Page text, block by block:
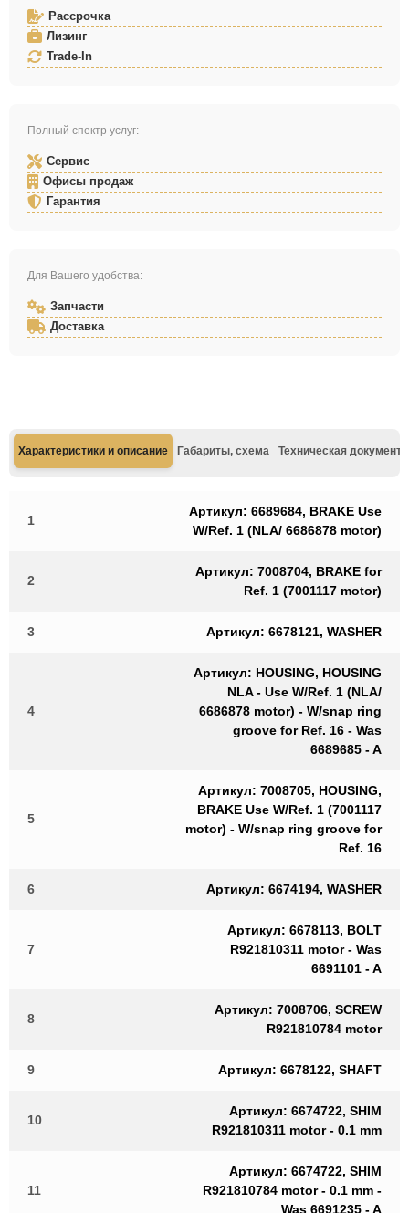
Рассрочка
Лизинг
Trade-In
Полный спектр услуг:
Сервис
Офисы продаж
Гарантия
Для Вашего удобства:
Запчасти
Доставка
Характеристики и описание Габариты, схема Техническая
1
Артикул: 6689684, BRAKE Use
W/Ref. 1 (NLA/ 6686878 motor)
2
Артикул: 7008704, BRAKE for
Ref. 1 (7001117 motor)
3 Артикул: 6678121, WASHER
4
Артикул: HOUSING, HOUSING
NLA - Use W/Ref. 1 (NLA/
6686878 motor) - W/snap ring
groove for Ref. 16 - Was
6689685 - A
5
Артикул: 7008705, HOUSING,
BRAKE Use W/Ref. 1 (7001117
motor) - W/snap ring groove for
Ref. 16
6 Артикул: 6674194, WASHER
7
Артикул: 6678113, BOLT
R921810311 motor - Was
6691101 - A
8
Артикул: 7008706, SCREW
R921810784 motor
9 Артикул: 6678122, SHAFT
10
Артикул: 6674722, SHIM
R921810311 motor - 0.1 mm
11
Артикул: 6674722, SHIM
R921810784 motor - 0.1 mm -
Was 6691235 - A